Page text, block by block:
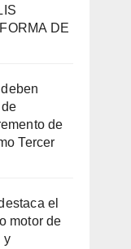
DE
de
Tercer
el
motor de
y